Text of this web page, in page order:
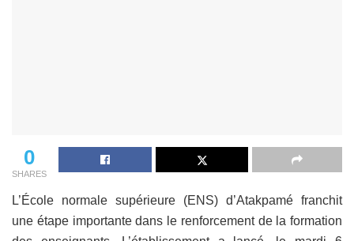
0
SHARES
L’École normale supérieure (ENS) d’Atakpamé franchit
une étape importante dans le renforcement de la formation